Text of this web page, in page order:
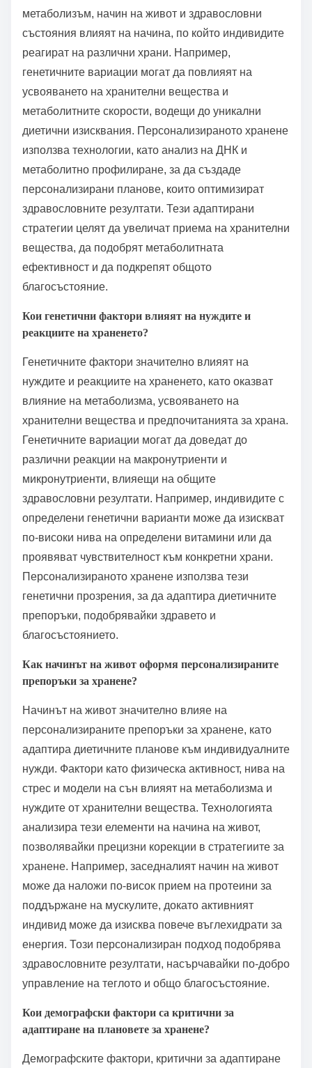
метаболизъм, начин на живот и здравословни
състояния влияят на начина, по който индивидите
реагират на различни храни. Например,
генетичните вариации могат да повлияят на
усвояването на хранителни вещества и
метаболитните скорости, водещи до уникални
диетични изисквания. Персонализираното хранене
използва технологии, като анализ на ДНК и
метаболитно профилиране, за да създаде
персонализирани планове, които оптимизират
здравословните резултати. Тези адаптирани
стратегии целят да увеличат приема на хранителни
вещества, да подобрят метаболитната
ефективност и да подкрепят общото
благосъстояние.
Кои генетични фактори влияят на нуждите и
реакциите на храненето?
Генетичните фактори значително влияят на
нуждите и реакциите на храненето, като оказват
влияние на метаболизма, усвояването на
хранителни вещества и предпочитанията за храна.
Генетичните вариации могат да доведат до
различни реакции на макронутриенти и
микронутриенти, влияещи на общите
здравословни резултати. Например, индивидите с
определени генетични варианти може да изискват
по-високи нива на определени витамини или да
проявяват чувствителност към конкретни храни.
Персонализираното хранене използва тези
генетични прозрения, за да адаптира диетичните
препоръки, подобрявайки здравето и
благосъстоянието.
Как начинът на живот оформя персонализираните
препоръки за хранене?
Начинът на живот значително влияе на
персонализираните препоръки за хранене, като
адаптира диетичните планове към индивидуалните
нужди. Фактори като физическа активност, нива на
стрес и модели на сън влияят на метаболизма и
нуждите от хранителни вещества. Технологията
анализира тези елементи на начина на живот,
позволявайки прецизни корекции в стратегиите за
хранене. Например, заседналият начин на живот
може да наложи по-висок прием на протеини за
поддържане на мускулите, докато активният
индивид може да изисква повече въглехидрати за
енергия. Този персонализиран подход подобрява
здравословните резултати, насърчавайки по-добро
управление на теглото и общо благосъстояние.
Кои демографски фактори са критични за
адаптиране на плановете за хранене?
Демографските фактори, критични за адаптиране